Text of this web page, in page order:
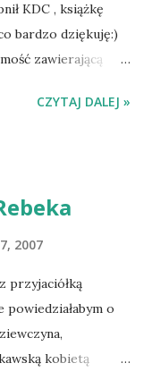
KDC , książkę
bardzo dziękuję:)
zawierającą
Zapraszam
CZYTAJ DALEJ »
2007
przyjaciółką
o
kobietą